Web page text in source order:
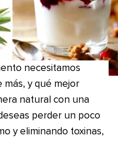
necesitamos
más, y qué mejor
natural con una
perder un poco
y eliminando toxinas,